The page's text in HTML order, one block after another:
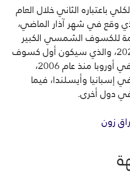
باعتباره الثاني خلال العام
وقع في شهر آذار الماضي،
للكسوف الشمسي الكبير
المرتقب في 12 آب 2026، والذي سيكون أول كسوف
كلي للشمس يُشاهد في أوروبا منذ عام 2006،
وأيسلندا، فيما
دول أخرى.